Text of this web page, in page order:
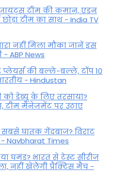
टीम की कमान, एडन
टीम का साथ - India TV
नहीं मिला मौका जानें इस
ABP News
की बल्ले-बल्ले, टॉप 10
- Hindustan
डेब्यू के लिए तरसाया?
टीम मैनेजमेंट पर उठाए
घातक गेंदबाज? विराट
Navbharat Times
घमंड? भारत से टेस्ट सीरीज़
नहीं खेलेेगी प्रैक्टिस मैच -